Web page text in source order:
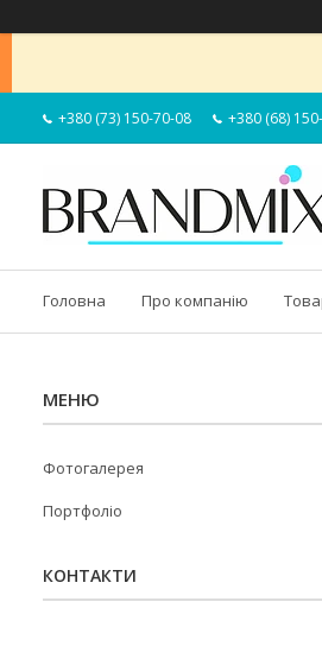
+380 (73) 150-70-08 +380 (68)
Головна Про компанію
Фотогалерея
Портфоліо
КОНТАКТИ